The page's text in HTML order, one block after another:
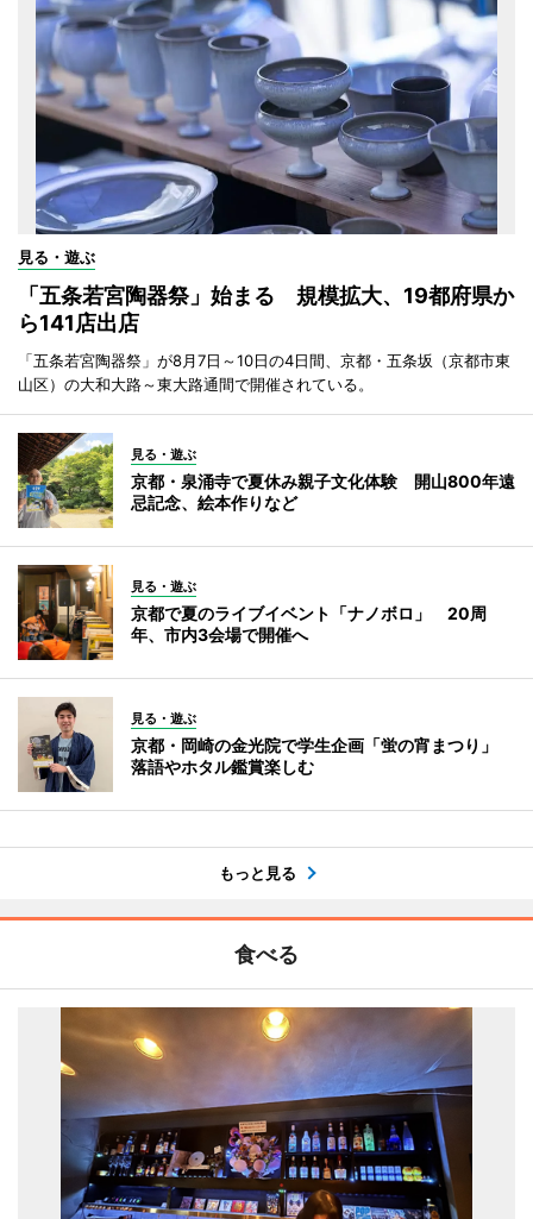
見る・遊ぶ
「五条若宮陶器祭」始まる 規模拡大、19都府県か
ら141店出店
「五条若宮陶器祭」が8月7日～10日の4日間、京都・五条坂（京都市東
山区）の大和大路～東大路通間で開催されている。
見る・遊ぶ
京都・泉涌寺で夏休み親子文化体験 開山800年遠
忌記念、絵本作りなど
見る・遊ぶ
京都で夏のライブイベント「ナノボロ」 20周
年、市内3会場で開催へ
見る・遊ぶ
京都・岡崎の金光院で学生企画「蛍の宵まつり」
落語やホタル鑑賞楽しむ
もっと見る
食べる